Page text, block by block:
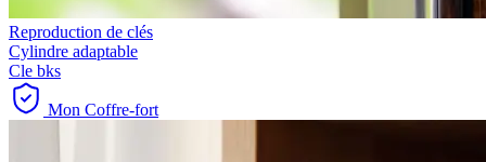
Reproduction de clés
Cylindre adaptable
Cle bks
Mon Coffre-fort